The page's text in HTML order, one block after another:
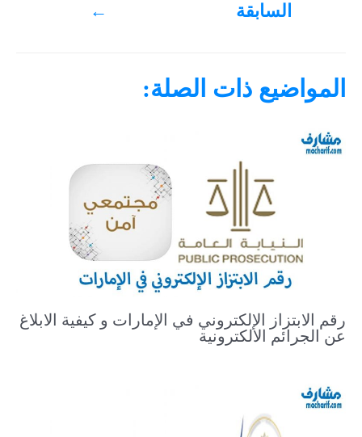
السابقة
←
المواضيع ذات الصلة:
رقم الابتزاز الإلكتروني في الإمارات و كيفية الابلاغ
عن الجرائم الالكترونية